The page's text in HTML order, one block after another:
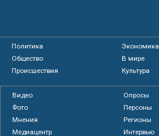
Политика
Экономика
Общество
В мире
Происшествия
Культура
Видео
Опросы
Фото
Персоны
Мнения
Регионы
Медиацентр
Интервью